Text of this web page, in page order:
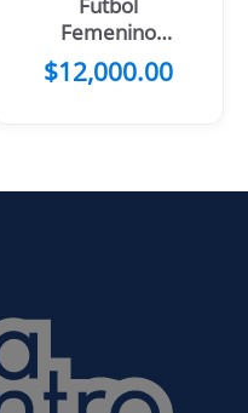
Futbol
Femenino
Blanco Franjas
Moradas
$12,000.00